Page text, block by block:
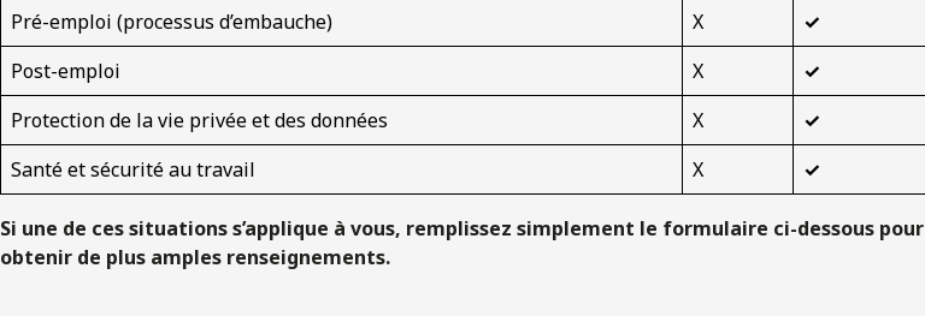
Pré-emploi (processus d’embauche)
X
✓
Post-emploi
X
✓
Protection de la vie privée et des données
X
✓
Santé et sécurité au travail
X ✓
Si une de ces situations s’applique à vous, remplissez simplement le formulaire ci-dessous pour
obtenir de plus amples renseignements.